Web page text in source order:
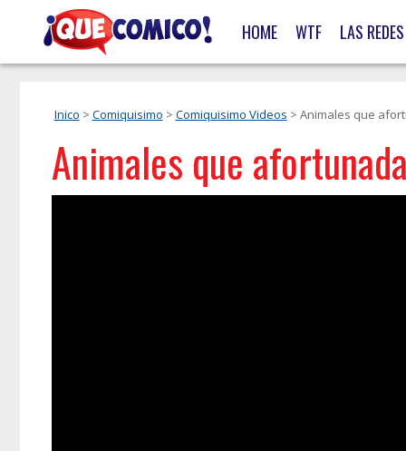
HOME WTF LAS REDES
Inico > Comiquisimo > Comiquisimo Videos > Animales que
Animales que